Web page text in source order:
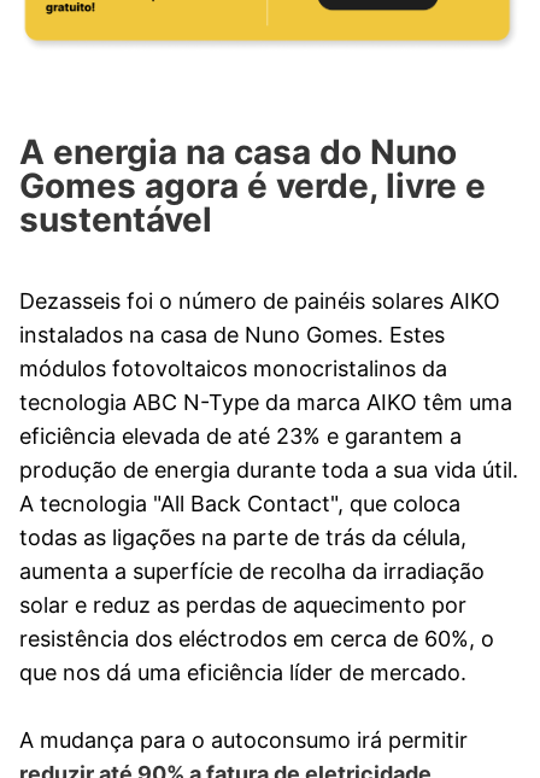
A energia na casa do Nuno
Gomes agora é verde, livre e
sustentável
Dezasseis foi o número de painéis solares AIKO
instalados na casa de Nuno Gomes. Estes
módulos fotovoltaicos monocristalinos da
tecnologia ABC N-Type da marca AIKO têm uma
eficiência elevada de até 23% e garantem a
produção de energia durante toda a sua vida útil.
A tecnologia "All Back Contact", que coloca
todas as ligações na parte de trás da célula,
aumenta a superfície de recolha da irradiação
solar e reduz as perdas de aquecimento por
resistência dos eléctrodos em cerca de 60%, o
que nos dá uma eficiência líder de mercado.
A mudança para o autoconsumo irá permitir